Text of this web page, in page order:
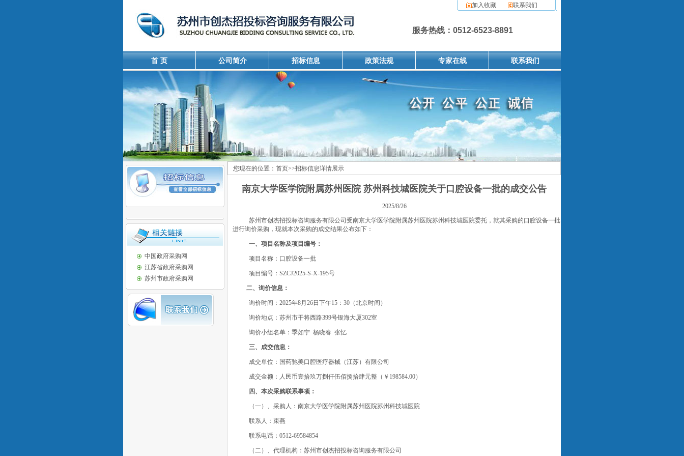
加入收藏 联系我们
服务热线：0512-6523-8891
首 页 公司简介 招标信息 政策法规 专家在线 联系我们
中国政府采购网
江苏省政府采购网
苏州市政府采购网
您现在的位置： 首页>>招标信息详情展示
南京大学医学院附属苏州医院 苏州科技城医院关于口腔设备一批的成交公告
2025/8/26
苏州市创杰招投标咨询服务有限公司受南京大学医学院附属苏州医院苏州科技城医院委托，就其采购的口腔设备一批
进行询价采购，现就本次采购的成交结果公布如下：
一、项目名称及项目编号：
项目名称：口腔设备一批
项目编号：SZCJ2025-S-X-195号
二、 询价信息：
询价时间： 2025年8月26日下午15：30（北京时间）
询价地点：苏州市干将西路399号银海大厦302室
询价小组名单：季如宁 杨晓春 张忆
三、成交信息：
成交单位：国药驰美口腔医疗器械（江苏）有限公司
成交金额：人民币壹拾玖万捌仟伍佰捌拾肆元整（￥ 198584.00）
四、本次采购联系事项：
（一）、采购人：南京大学医学院附属苏州医院苏州科技城医院
联系人：束燕
联系电话： 0512-69584854
（二）、代理机构：苏州市创杰招投标咨询服务有限公司